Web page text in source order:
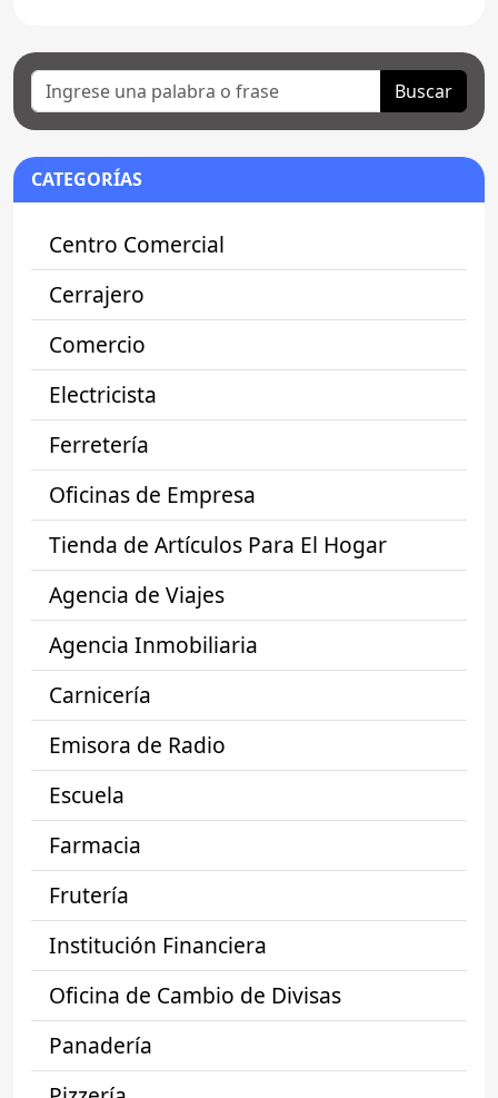
Buscar
CATEGORÍAS
Centro Comercial
Cerrajero
Comercio
Electricista
Ferretería
Oficinas de Empresa
Tienda de Artículos Para El Hogar
Agencia de Viajes
Agencia Inmobiliaria
Carnicería
Emisora de Radio
Escuela
Farmacia
Frutería
Institución Financiera
Oficina de Cambio de Divisas
Panadería